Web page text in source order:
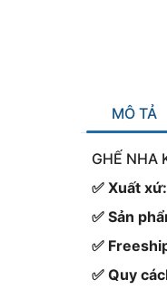
MÔ TẢ
GHẾ NHA
✅ Xuất xứ:
✅ Sản
✅
✅ Quy